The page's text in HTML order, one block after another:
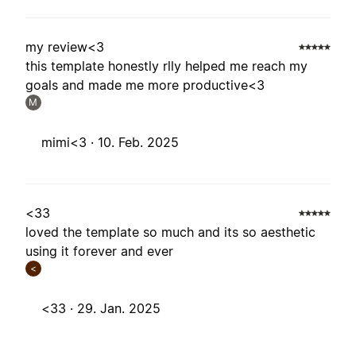
my review<3
this template honestly rlly helped me reach my
goals and made me more productive<3
M
mimi<3 · 10. Feb. 2025
<33
loved the template so much and its so aesthetic
using it forever and ever
<
<33 · 29. Jan. 2025